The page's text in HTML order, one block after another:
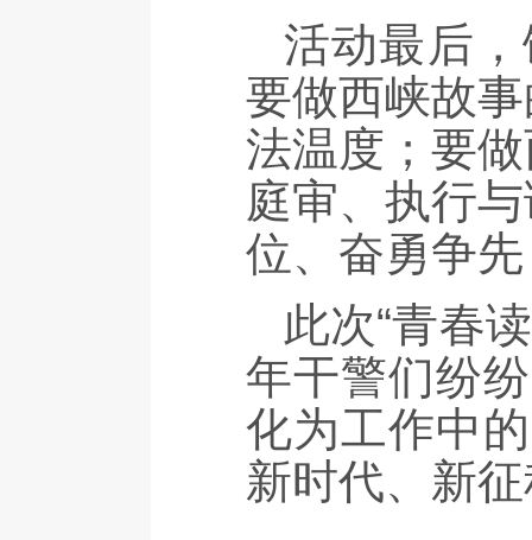
活动最后
要做西峡故
法温度；要
庭审、执行
位、奋勇争
此次“青春
年干警们纷
化为工作中
新时代、新